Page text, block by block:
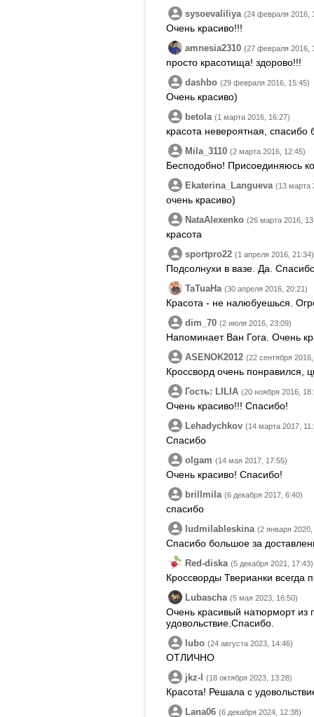
sysoevaliliya (24 февраля 2016,
Очень красиво!!!
amnesia2310 (27 февраля 2016,
просто красотища! здорово!!!
dashbo (29 февраля 2016, 15:45)
Очень красиво)
betola (1 марта 2016, 16:27)
красота невероятная, спасибо
Mila_3110 (2 марта 2016, 12:45)
Бесподобно! Присоединяюсь
Ekaterina_Langueva (13 марта
очень красиво)
NataAlexenko (26 марта 2016,
красота
sportpro22 (1 апреля 2016, 21:34)
Подсолнухи в вазе. Да.
TaTuaHa (30 апреля 2016, 20:21)
Красота - не налюбуешься.
dim_70 (2 июля 2016, 23:09)
Напоминает Ван Гога. Очень
ASENOK2012 (22 сентября
Кроссворд очень понравился,
Гость: LILIA (20 ноября 2016,
Очень красиво!!! Спасибо!
Lehadychkov (14 марта 2017,
Спасибо
olgam (14 мая 2017, 17:55)
Очень красиво! Спасибо!
brillmila (6 декабря 2017, 6:40)
спасибо
ludmilableskina (2 января
Спасибо большое за
Red-diska (5 декабря 2021, 17:43)
Кроссворды Тверианки всегда
Lubascha (5 мая 2023, 16:50)
Очень красивый натюрморт из
удовольствие.Спасибо.
lubo (24 августа 2023, 14:46)
ОТЛИЧНО
jkz-l (18 октября 2023, 13:28)
Красота! Решала с
Lana06 (6 декабря 2024, 12:38)